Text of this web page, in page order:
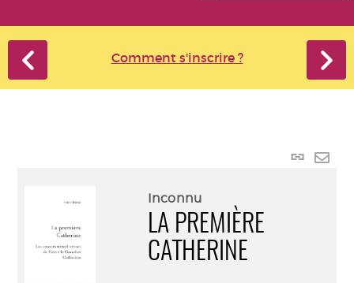
Comment s'inscrire ?
Lien
Inconnu
LA PREMIÈRE
CATHERINE